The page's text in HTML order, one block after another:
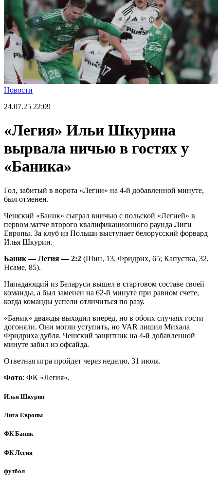
Новости
24.07.25 22:09
«Легия» Ильи Шкурина
вырвала ничью в гостях у
«Баника»
Гол, забитый в ворота «Легии» на 4-й добавленной минуте,
был отменен.
Чешский «Баник» сыграл вничью с польской «Легией» в
первом матче второго квалификационного раунда Лиги
Европы. За клуб из Польши выступает белорусский форвард
Илья Шкурин.
Баник — Легия — 2:2 (Шин, 13, Фридрих, 65; Капустка, 32,
Нсаме, 85).
Нападающий из Беларуси вышел в стартовом составе своей
команды, а был заменен на 62-й минуте при равном счете,
когда команды успели отличиться по разу.
«Баник» дважды выходил вперед, но в обоих случаях гости
догоняли. Они могли уступить, но VAR лишил Михала
Фридриха дубля. Чешский защитник на 4-й добавленной
минуте забил из офсайда.
Ответная игра пройдет через неделю, 31 июля.
Фото: ФК «Легия».
Илья Шкурин
Лига Европы
ФК Баник
ФК Легия
футбол